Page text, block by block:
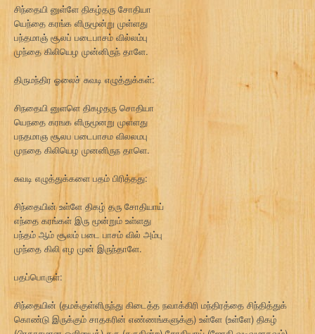
சிந்தையி னுள்ளே திகழ்தரு சோதியா
யெந்தை கரங்க ளிருமூன்று முள்ளது
பந்தமாஞ் சூலப் படைபாசம் வில்லம்பு
முந்தை கிலியெழ முன்னிருந் தாளே.
திருமந்திர ஓலைச் சுவடி எழுத்துக்கள்:
சிநதையி னுளளெ திகழதரு சொதியா
யெநதை கரஙக ளிருமூனறு முளளது
பநதமாஞ சூலப படைபாசம விலலமபு
முநதை கிலியெழ முனனிருந தாளெ.
சுவடி எழுத்துக்களை பதம் பிரித்தது:
சிந்தையின் உள்ளே திகழ் தரு சோதியாய்
எந்தை கரங்கள் இரு மூன்றும் உள்ளது
பந்தம் ஆம் சூலம் படை பாசம் வில் அம்பு
முந்தை கிலி எழ முன் இருந்தாளே.
பதப்பொருள்:
சிந்தையின் (தமக்குள்ளிருந்து கிடைத்த நவாக்கிரி மந்திரத்தை சிந்தித்துக்
கொண்டு இருக்கும் சாதகரின் எண்ணங்களுக்கு) உள்ளே (உள்ளே) திகழ்